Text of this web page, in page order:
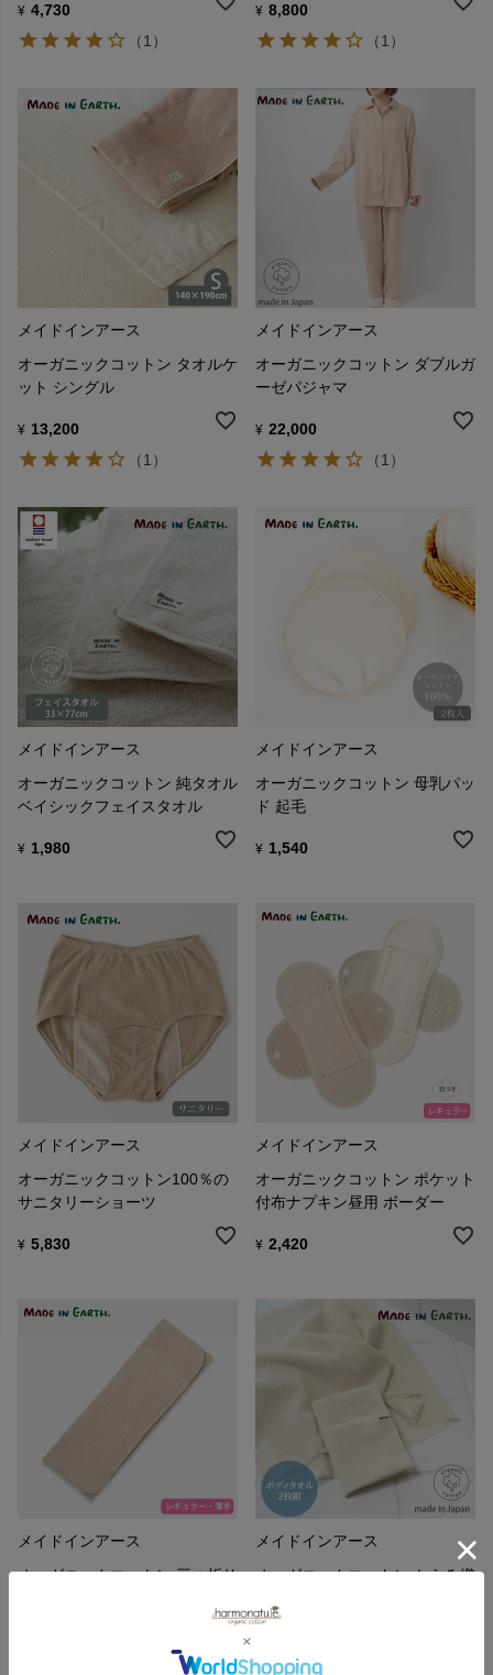
¥ 4,730
（1）
¥ 8,800
（1）
メイドインアース
オーガニックコットン タオルケ
ット シングル
¥ 13,200
（1）
メイドインアース
オーガニックコットン ダブルガ
ーゼパジャマ
¥ 22,000
（1）
メイドインアース
オーガニックコットン 純タオル
ベイシックフェイスタオル
¥ 1,980
メイドインアース
オーガニックコットン 母乳パッ
ド 起毛
¥ 1,540
メイドインアース
オーガニックコットン100％の
サニタリーショーツ
¥ 5,830
メイドインアース
オーガニックコットン ポケット
付布ナプキン昼用 ボーダー
¥ 2,420
メイドインアース
オーガニックコットン 三つ折り
メイドインアース
オーガニックコットン からみ織